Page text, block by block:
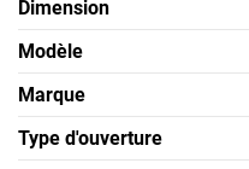
Dimension
Modèle
Marque
Type d'ouverture